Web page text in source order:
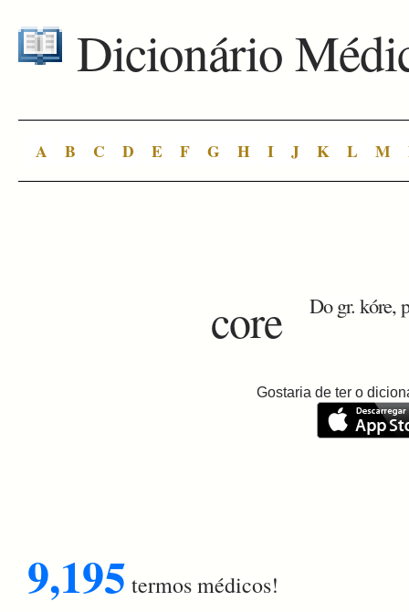
Dicionário
A B C D E F G H I J K L M
core Do gr. kóre,
Gostaria de ter o
9,195 termos médicos!